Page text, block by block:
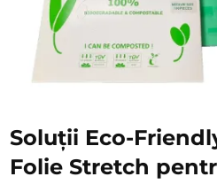
Soluții Eco-
Folie Stretch